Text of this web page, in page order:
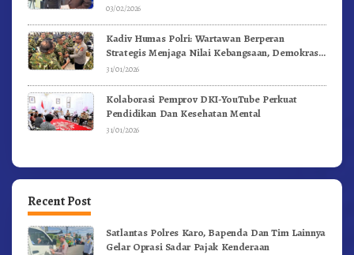
03/02/2026
Kadiv Humas Polri: Wartawan Berperan
Strategis Menjaga Nilai Kebangsaan, Demokrasi,
dan NKRI
31/01/2026
Kolaborasi Pemprov DKI-YouTube Perkuat
Pendidikan Dan Kesehatan Mental
31/01/2026
Recent Post
Satlantas Polres Karo, Bapenda Dan Tim Lainnya
Gelar Oprasi Sadar Pajak Kenderaan